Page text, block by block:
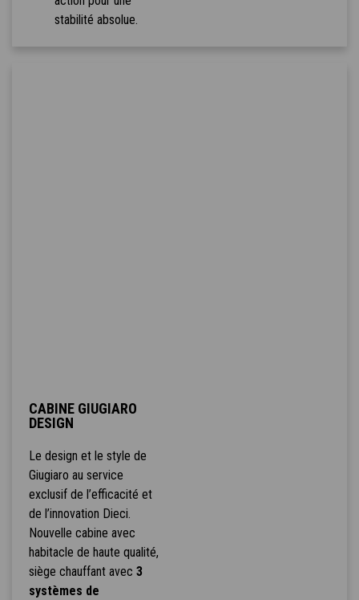
stabilité absolue.
CABINE GIUGIARO
DESIGN
Le design et le style de
Giugiaro au service
exclusif de l’efficacité et
de l’innovation Dieci.
Nouvelle cabine avec
habitacle de haute qualité,
siège chauffant avec 3
systèmes de